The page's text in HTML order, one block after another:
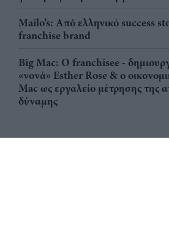
Mailo’s: Από ελληνικό success
franchise brand
Big Mac: Ο franchisee -
«νονά» Esther Rose & ο
Mac ως εργαλείο μέτρησης της
δύναμης